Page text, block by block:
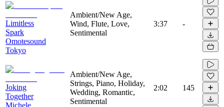
Limitless
Spark
Omotesound
Tokyo
Ambient/New Age,
Wind, Flute, Love,
Sentimental
3:37 -
Joking
Together
Michele
Ambient/New Age,
Strings, Piano, Holiday,
Wedding, Romantic,
Sentimental
2:02 145